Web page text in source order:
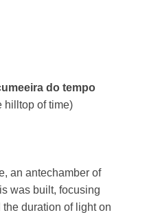
do tempo
hilltop of time)
an antechamber of
was built, focusing
duration of light on